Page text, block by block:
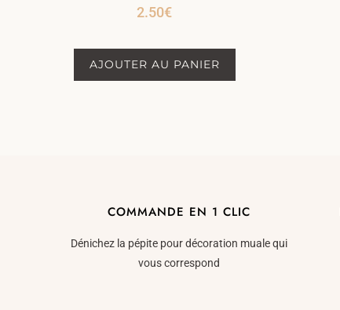
2.50€
AJOUTER AU PANIER
COMMANDE EN 1 CLIC
Dénichez la pépite pour décoration muale qui
vous correspond